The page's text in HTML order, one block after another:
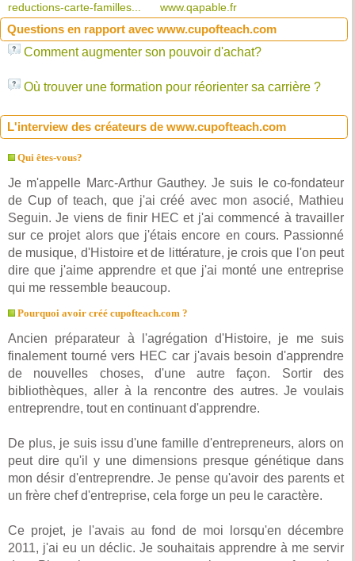
reductions-carte-familles... www.qapable.fr
Questions en rapport avec www.cupofteach.com
Comment augmenter son pouvoir d'achat?
Où trouver une formation pour réorienter sa carrière ?
L'interview des créateurs de www.cupofteach.com
Qui êtes-vous?
Je m'appelle Marc-Arthur Gauthey. Je suis le co-fondateur
de Cup of teach, que j'ai créé avec mon asocié, Mathieu
Seguin. Je viens de finir HEC et j'ai commencé à travailler
sur ce projet alors que j'étais encore en cours. Passionné
de musique, d'Histoire et de littérature, je crois que l'on peut
dire que j'aime apprendre et que j'ai monté une entreprise
qui me ressemble beaucoup.
Pourquoi avoir créé cupofteach.com ?
Ancien préparateur à l'agrégation d'Histoire, je me suis
finalement tourné vers HEC car j'avais besoin d'apprendre
de nouvelles choses, d'une autre façon. Sortir des
bibliothèques, aller à la rencontre des autres. Je voulais
entreprendre, tout en continuant d'apprendre.
De plus, je suis issu d'une famille d'entrepreneurs, alors on
peut dire qu'il y une dimensions presque génétique dans
mon désir d'entreprendre. Je pense qu'avoir des parents et
un frère chef d'entreprise, cela forge un peu le caractère.
Ce projet, je l'avais au fond de moi lorsqu'en décembre
2011, j'ai eu un déclic. Je souhaitais apprendre à me servir